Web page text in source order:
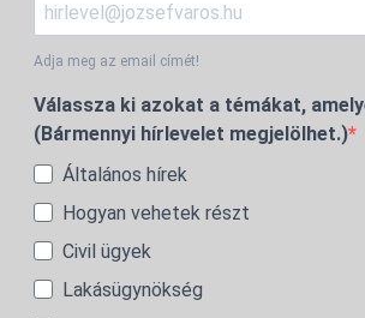
Adja meg az email címét!
Válassza ki azokat a témákat,
(Bármennyi hírlevelet megjelölhet.)
Általános hírek
Hogyan vehetek részt
Civil ügyek
Lakásügynökség